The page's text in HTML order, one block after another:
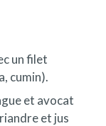
un filet
cumin).
et avocat
et jus